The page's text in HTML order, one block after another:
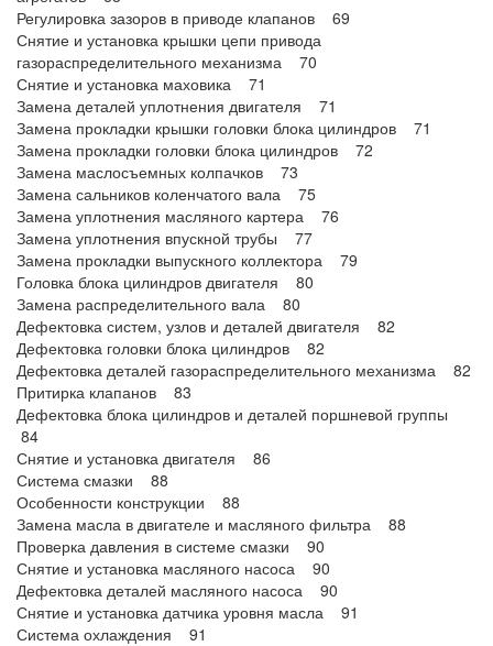
Регулировка зазоров в приводе клапанов 69
Снятие и установка крышки цепи привода
газораспределительного механизма 70
Снятие и установка маховика 71
Замена деталей уплотнения двигателя 71
Замена прокладки крышки головки блока цилиндров 71
Замена прокладки головки блока цилиндров 72
Замена маслосъемных колпачков 73
Замена сальников коленчатого вала 75
Замена уплотнения масляного картера 76
Замена уплотнения впускной трубы 77
Замена прокладки выпускного коллектора 79
Головка блока цилиндров двигателя 80
Замена распределительного вала 80
Дефектовка систем, узлов и деталей двигателя 82
Дефектовка головки блока цилиндров 82
Дефектовка деталей газораспределительного механизма 82
Притирка клапанов 83
Дефектовка блока цилиндров и деталей поршневой группы
84
Снятие и установка двигателя 86
Система смазки 88
Особенности конструкции 88
Замена масла в двигателе и масляного фильтра 88
Проверка давления в системе смазки 90
Снятие и установка масляного насоса 90
Дефектовка деталей масляного насоса 90
Снятие и установка датчика уровня масла 91
Система охлаждения 91